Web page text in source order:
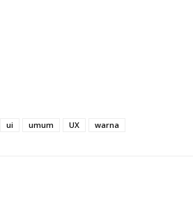
ui umum UX warna